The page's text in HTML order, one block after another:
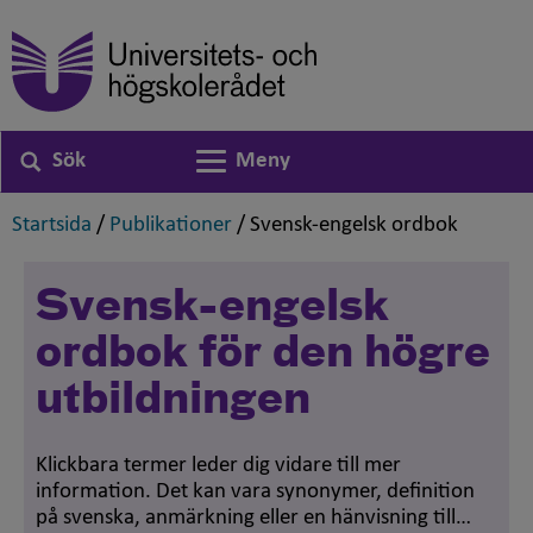
Sök
Växla navigering
Meny
Startsida ,
/ Publikationer ,
/ Svensk-engelsk ordbok
Svensk-engelsk
ordbok för den högre
utbildningen
Klickbara termer leder dig vidare till mer
information. Det kan vara synonymer, definition
på svenska, anmärkning eller en hänvisning till